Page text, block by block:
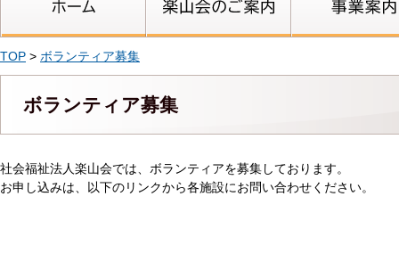
TOP > ボランティア募集
ボランティア募集
社会福祉法人楽山会では、ボランティアを募集しております。
お申し込みは、以下のリンクから各施設にお問い合わせください。